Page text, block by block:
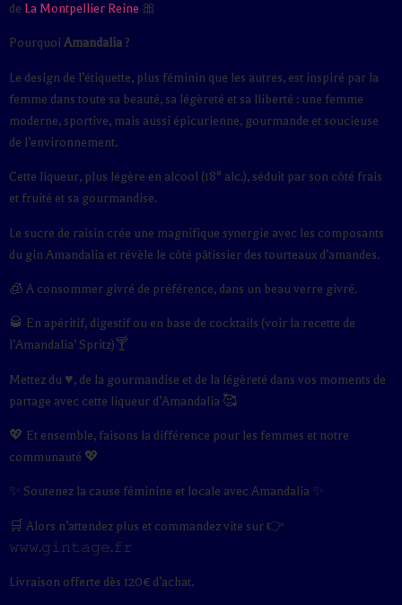
de La Montpellier Reine 🎀
Pourquoi Amandalia?
Le design de l’étiquette, plus féminin que les autres, est inspiré par la
femme dans toute sa beauté, sa légèreté et sa lliberté : une femme
moderne, sportive, mais aussi épicurienne, gourmande et soucieuse
de l’environnement.
Cette liqueur, plus légère en alcool (18° alc.), séduit par son côté frais
et fruité et sa gourmandise.
Le sucre de raisin crée une magnifique synergie avec les composants
du gin Amandalia et révèle le côté pâtissier des tourteaux d’amandes.
🧊 A consommer givré de préférence, dans un beau verre givré.
🥃 En apéritif, digestif ou en base de cocktails (voir la recette de
l’Amandalia’ Spritz)🍸
Mettez du ♥️, de la gourmandise et de la légèreté dans vos moments de
partage avec cette liqueur d’Amandalia 🥰
💖 Et ensemble, faisons la différence pour les femmes et notre
communauté 💖
✨ Soutenez la cause féminine et locale avec Amandalia ✨
🛒 Alors n’attendez plus et commandez vite sur 👉
𝚠𝚠𝚠.𝚐𝚒𝚗𝚝𝚊𝚐𝚎.𝚏𝚛
Livraison offerte dès 120€ d’achat.